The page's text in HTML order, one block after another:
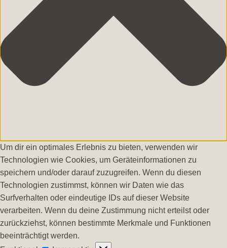
Um dir ein optimales Erlebnis zu bieten, verwenden wir
Technologien wie Cookies, um Geräteinformationen zu
speichern und/oder darauf zuzugreifen. Wenn du diesen
Technologien zustimmst, können wir Daten wie das
Surfverhalten oder eindeutige IDs auf dieser Website
verarbeiten. Wenn du deine Zustimmung nicht erteilst oder
zurückziehst, können bestimmte Merkmale und Funktionen
beeinträchtigt werden.